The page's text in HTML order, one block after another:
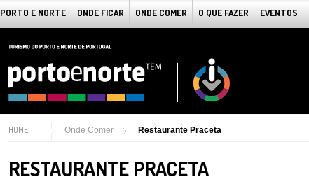
PORTO E NORTE ONDE FICAR ONDE COMER O QUE FAZER EVENTOS
HOME Onde Comer Restaurante Praceta
RESTAURANTE PRACETA